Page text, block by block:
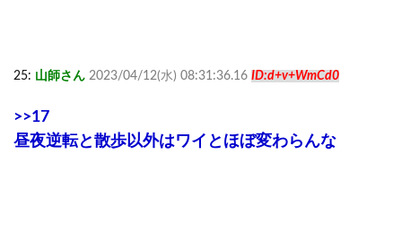
25: 山師さん 2023/04/12(水) 08:31:36.16 ID:d+v+WmCd0
>>17
昼夜逆転と散歩以外はワイとほぼ変わらんな